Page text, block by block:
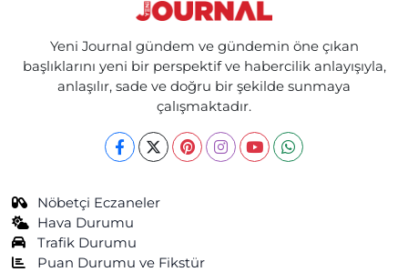
Yeni Journal gündem ve gündemin öne çıkan
başlıklarını yeni bir perspektif ve habercilik anlayışıyla,
anlaşılır, sade ve doğru bir şekilde sunmaya
çalışmaktadır.
Nöbetçi Eczaneler
Hava Durumu
Trafik Durumu
Puan Durumu ve Fikstür